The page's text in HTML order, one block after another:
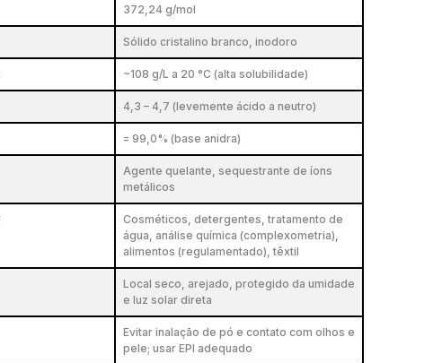
372,24 g/mol
Sólido cristalino branco, inodoro
~108 g/L a 20 °C (alta solubilidade)
4,3 – 4,7 (levemente ácido a neutro)
= 99,0% (base anidra)
Agente quelante, sequestrante de íons
metálicos
Cosméticos, detergentes, tratamento de
água, análise química (complexometria),
alimentos (regulamentado), têxtil
Local seco, arejado, protegido da umidade
e luz solar direta
Evitar inalação de pó e contato com olhos e
pele; usar EPI adequado